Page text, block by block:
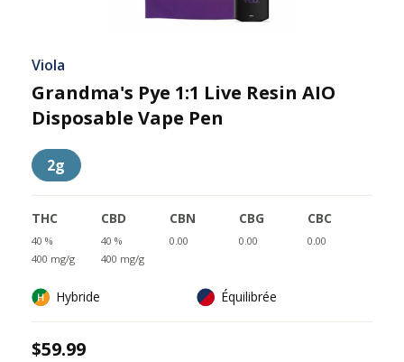
Viola
Grandma's Pye 1:1 Live Resin AIO
Disposable Vape Pen
2g
THC
40 %
400 mg/g
CBD
40 %
400 mg/g
CBN
0.00
CBG
0.00
CBC
0.00
Hybride Équilibrée
$59.99